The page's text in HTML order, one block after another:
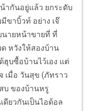
กันอยู่แล้ว ยกระดับ
ขาบิ้วท์ อย่าง เจ๊
นายหน้าขายที่ ที่
หวังให้สองบ้าน
ฮุบซื้อบ้านไว้เอง แต่
เมื่อ วันสุข (ภัทราว
บ ของบ้านหรู
ดียวกันเป็นไอด้อล